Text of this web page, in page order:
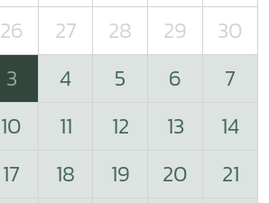
26 27 28 29
30
3 4 5 6
7
10 11 12 13
14
17 18 19 20
21